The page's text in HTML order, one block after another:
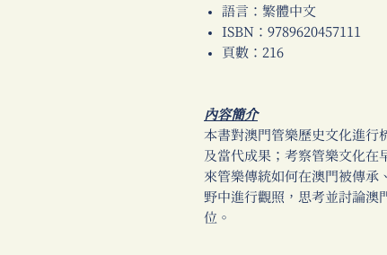
語言：繁體中文
ISBN：9789620457111
頁數：216
內容簡介
本書對澳門管樂歷史文化進行
及當代成果；考察管樂文化在
來管樂傳統如何在澳門被傳承
野中進行觀照，思考並討論澳
位。